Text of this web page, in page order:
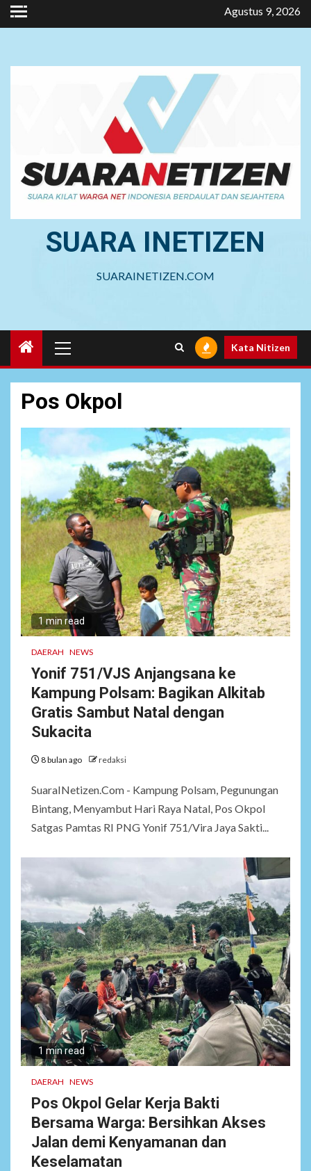
Skip
to
Agustus 9, 2026
SUARA INETIZEN
SUARAINETIZEN.COM
Menu
Kata Nitizen
Pos Okpol
1 min read
DAERAH NEWS
Yonif 751/VJS Anjangsana ke
Kampung Polsam: Bagikan Alkitab
Gratis Sambut Natal dengan
Sukacita
8 bulan ago redaksi
SuaraINetizen.Com - Kampung Polsam, Pegunungan
Bintang, Menyambut Hari Raya Natal, Pos Okpol
Satgas Pamtas RI PNG Yonif 751/Vira Jaya Sakti...
1 min read
DAERAH NEWS
Pos Okpol Gelar Kerja Bakti
Bersama Warga: Bersihkan Akses
Jalan demi Kenyamanan dan
Keselamatan